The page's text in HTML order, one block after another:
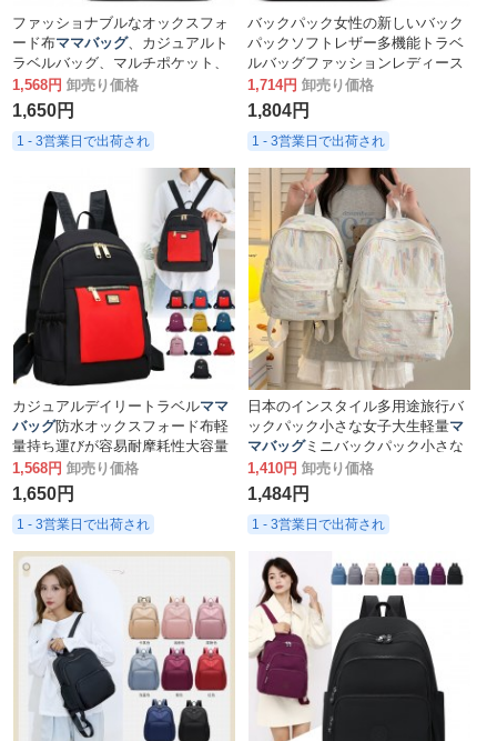
ファッショナブルなオックスフォ
ード布ママバッグ、カジュアルト
ラベルバッグ、マルチポケット、
大容量、ハイエンドレディースバ
ックパック
1,568円 卸売り価格
1,650円
1 - 3営業日で出荷され
バックパック女性の新しいバック
パックソフトレザー多機能トラベ
ルバッグファッションレディース
バッグシンプルで多用途な
ッグ
1,714円 卸売り価格
1,804円
1 - 3営業日で出荷され
カジュアルデイリートラベルママ
バッグ防水オックスフォード布軽
量持ち運びが容易耐摩耗性大容量
ファッショナブルな女性のバック
パック
1,568円 卸売り価格
1,650円
1 - 3営業日で出荷され
日本のインスタイル多用途旅行バ
ックパック小さな女子大生軽量マ
マバッグミニバックパック小さな
スクールバッグ
1,410円 卸売り価格
1,484円
1 - 3営業日で出荷され